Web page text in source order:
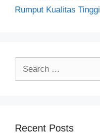
Rumput Kualitas Tinggi
Recent Posts